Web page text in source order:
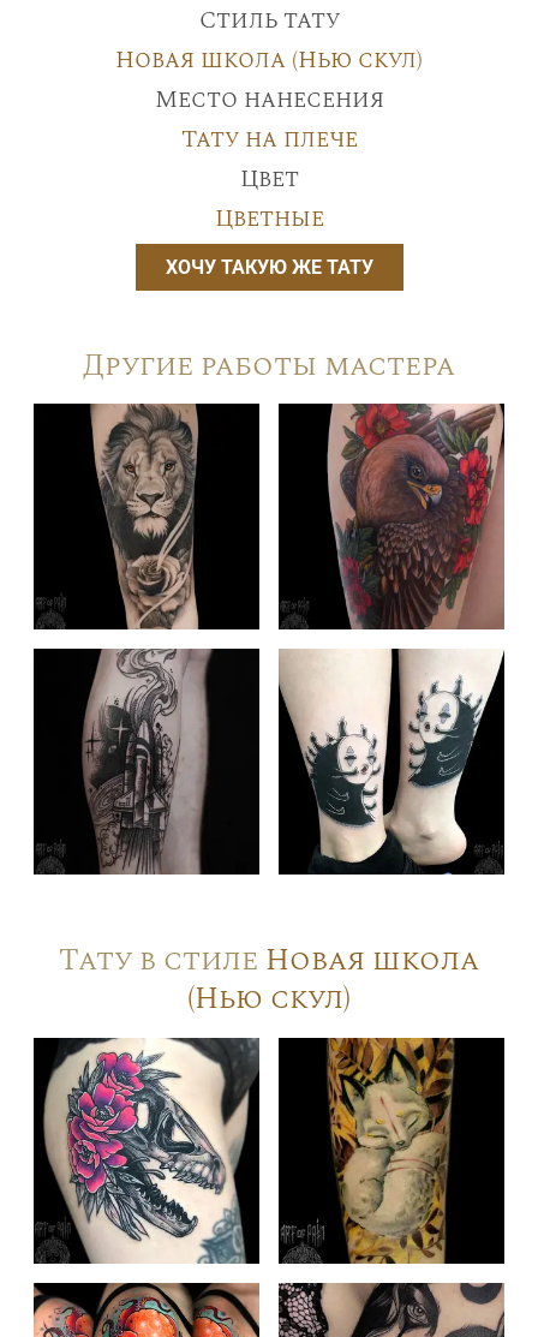
Стиль тату
Новая школа (Нью скул)
Место нанесения
Тату на плече
Цвет
Цветные
ХОЧУ ТАКУЮ ЖЕ ТАТУ
Другие работы мастера
Тату в стиле Новая школа
(Нью скул)